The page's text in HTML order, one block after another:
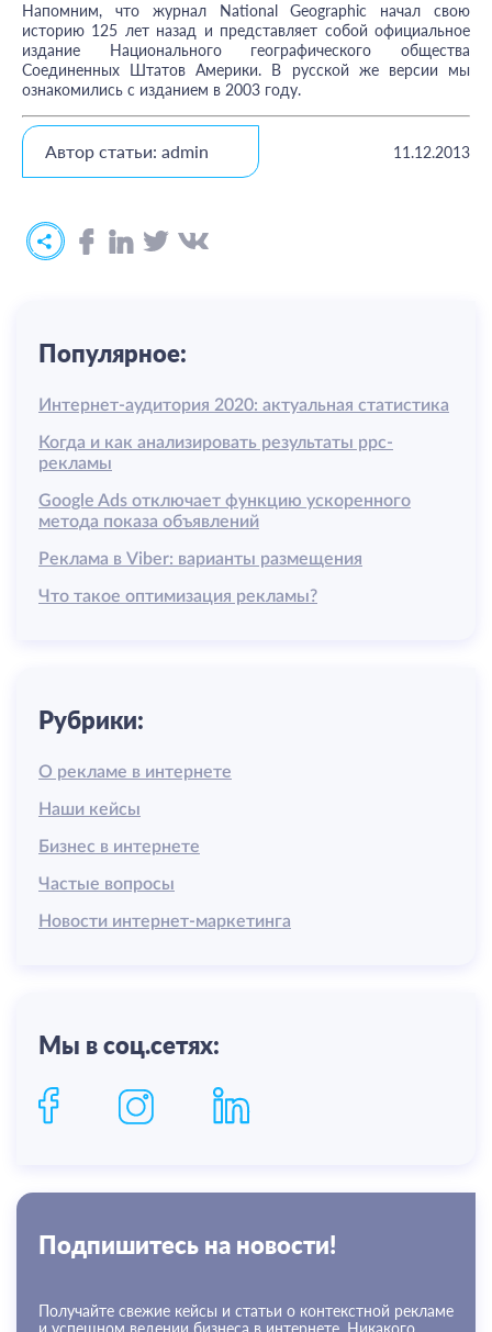
Напомним, что журнал National Geographic начал свою
историю 125 лет назад и представляет собой официальное
издание Национального географического общества
Соединенных Штатов Америки. В русской же версии мы
ознакомились с изданием в 2003 году.
Автор статьи: admin 11.12.2013
Популярное:
Интернет-аудитория 2020: актуальная статистика
Когда и как анализировать результаты ррс-
рекламы
Google Ads отключает функцию ускоренного
метода показа объявлений
Реклама в Viber: варианты размещения
Что такое оптимизация рекламы?
Рубрики:
О рекламе в интернете
Наши кейсы
Бизнес в интернете
Частые вопросы
Новости интернет-маркетинга
Мы в соц.сетях:
Подпишитесь на новости!
Получайте свежие кейсы и статьи о контекстной рекламе
и успешном ведении бизнеса в интернете. Никакого